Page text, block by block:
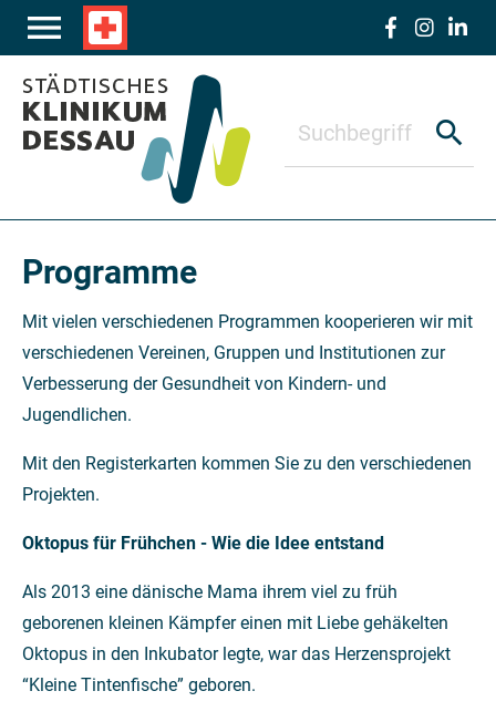
Zum Hauptinhalt springen
menu local_hospital
search
Programme
Mit vielen verschiedenen Programmen kooperieren wir mit
verschiedenen Vereinen, Gruppen und Institutionen zur
Verbesserung der Gesundheit von Kindern- und
Jugendlichen.
Mit den Registerkarten kommen Sie zu den verschiedenen
Projekten.
Oktopus für Frühchen - Wie die Idee entstand
Als 2013 eine dänische Mama ihrem viel zu früh
geborenen kleinen Kämpfer einen mit Liebe gehäkelten
Oktopus in den Inkubator legte, war das Herzensprojekt
“Kleine Tintenfische” geboren.